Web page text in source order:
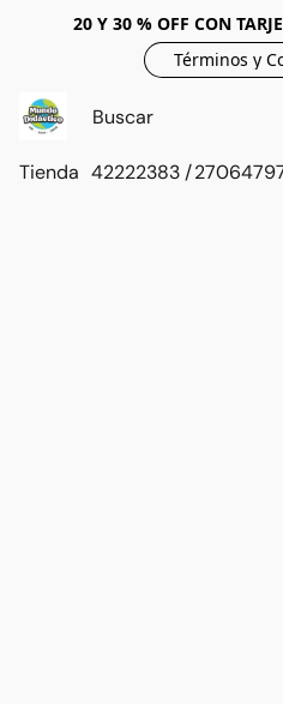
20 Y 30 % OFF CON
Términos y
Tienda 42222383 /